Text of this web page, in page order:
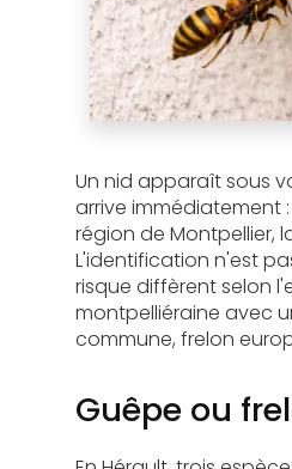
Un nid apparaît sous
arrive immédiatement
région de Montpellier,
L'identification n'est
risque diffèrent selon
montpelliéraine avec
commune, frelon
Guêpe ou